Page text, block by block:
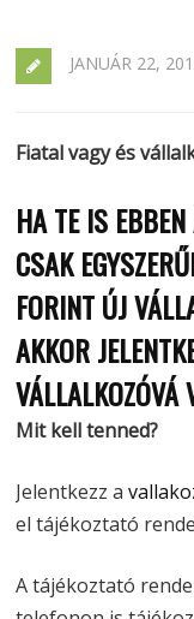
JANUÁR 22,
Fiatal vagy és
HA TE IS
CSAK
FORINTÚJ
AKKOR
Mit kell tenned?
Jelentkezz a
el tájékoztató
A tájékoztató